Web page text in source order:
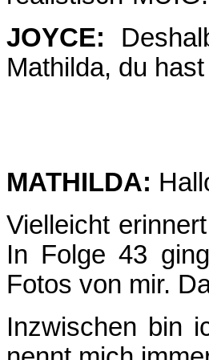
JOYCE:
Mathilda, du
MATHILDA:
Vielleicht
In Folge 43
Fotos von mir.
Inzwischen bin